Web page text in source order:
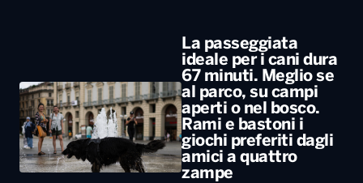
La passeggiata
ideale per i cani dura
67 minuti. Meglio se
al parco, su campi
aperti o nel bosco.
Rami e bastoni i
giochi preferiti dagli
amici a quattro
zampe